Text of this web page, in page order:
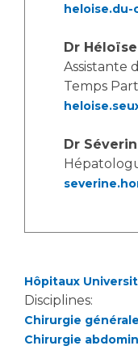
Vos
La Commission
Les Comités
Nos indicateurs
Dossiers de presse
Médiathèque
Fournisseurs
Rôles et missions
heloise.du-
Dr Héloïse
Assistante
Temps
Dr
Hôpitaux
Disciplines:
Chirurgie
Chirurgie